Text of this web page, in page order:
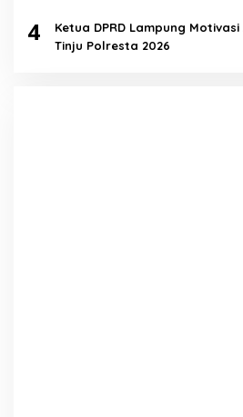
4
Ketua DPRD Lampung
Tinju Polresta 2026